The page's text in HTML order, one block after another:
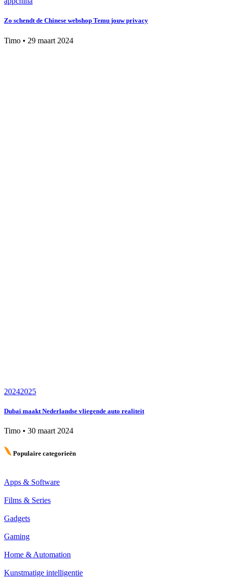
Zo schendt de Chinese webshop Temu jouw privacy
Timo • 29 maart 2024
20242025
Dubai maakt Nederlandse vliegende auto realiteit
Timo • 30 maart 2024
Populaire categorieën
Apps & Software
Films & Series
Gadgets
Gaming
Home & Automation
Kunstmatige intelligentie